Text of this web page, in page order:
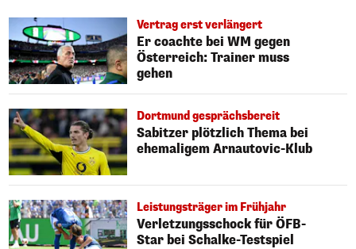
Vertrag erst verlängert
Er coachte bei WM gegen
Österreich: Trainer muss
gehen
Dortmund gesprächsbereit
Sabitzer plötzlich Thema bei
ehemaligem Arnautovic-Klub
Leistungsträger im Frühjahr
Verletzungsschock für ÖFB-
Star bei Schalke-Testspiel